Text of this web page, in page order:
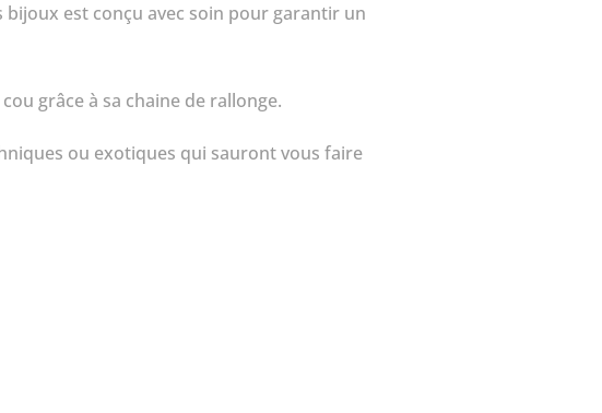
bijoux est conçu avec soin pour garantir un
grâce à sa chaine de rallonge.
ou exotiques qui sauront vous faire